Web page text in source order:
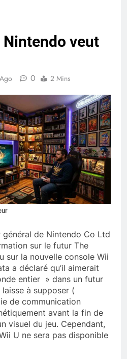
Nintendo veut
0 2 Mins
de Nintendo Co Ltd
sur le futur The
sur la nouvelle console Wii
a déclaré qu’il aimerait
entier » dans un futur
à supposer (
de communication
avant la fin de
visuel du jeu. Cependant,
U ne sera pas disponible